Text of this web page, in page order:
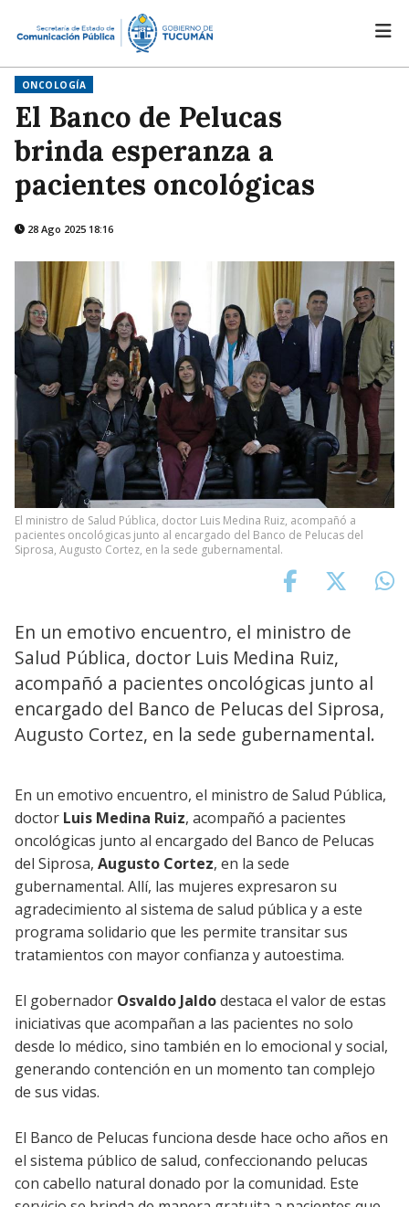
ONCOLOGÍA
El Banco de Pelucas
brinda esperanza a
pacientes oncológicas
28 Ago 2025 18:16
El ministro de Salud Pública, doctor Luis Medina Ruiz, acompañó a
pacientes oncológicas junto al encargado del Banco de Pelucas del
Siprosa, Augusto Cortez, en la sede gubernamental.
En un emotivo encuentro, el ministro de
Salud Pública, doctor Luis Medina Ruiz,
acompañó a pacientes oncológicas junto al
encargado del Banco de Pelucas del Siprosa,
Augusto Cortez, en la sede gubernamental.
En un emotivo encuentro, el ministro de Salud Pública,
doctor Luis Medina Ruiz, acompañó a pacientes
oncológicas junto al encargado del Banco de Pelucas
del Siprosa, Augusto Cortez, en la sede
gubernamental. Allí, las mujeres expresaron su
agradecimiento al sistema de salud pública y a este
programa solidario que les permite transitar sus
tratamientos con mayor confianza y autoestima.
El gobernador Osvaldo Jaldodestaca el valor de estas
iniciativas que acompañan a las pacientes no solo
desde lo médico, sino también en lo emocional y social,
generando contención en un momento tan complejo
de sus vidas.
El Banco de Pelucas funciona desde hace ocho años en
el sistema público de salud, confeccionando pelucas
con cabello natural donado por la comunidad. Este